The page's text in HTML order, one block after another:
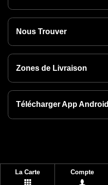
Nous Trouver
Zones de Livraison
Télécharger App Android
La Carte Compte